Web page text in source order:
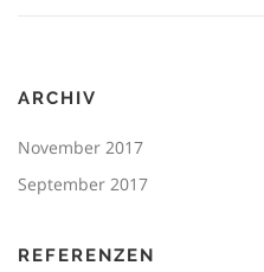
ARCHIV
November 2017
September 2017
REFERENZEN